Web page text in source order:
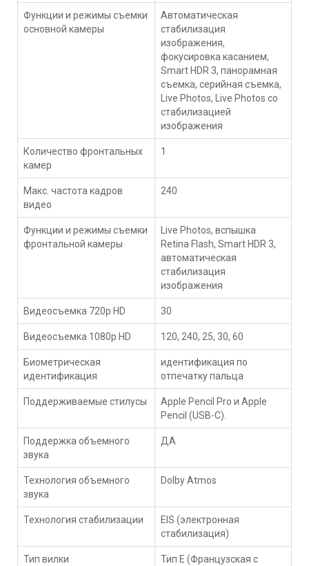
Функции и режимы съемки
основной камеры
Автоматическая
стабилизация
изображения,
фокусировка касанием,
Smart HDR 3, панорамная
съемка, серийная съемка,
Live Photos, Live Photos со
стабили­зацией
изображения
Количество фронтальных
камер
1
Макс. частота кадров
видео
240
Функции и режимы съемки
фронтальной камеры
Live Photos, вспышка
Retina Flash, Smart HDR 3,
автоматическая
стабилизация
изображения
Видеосъемка 720p HD 30
Видеосъемка 1080p HD 120, 240, 25, 30, 60
Биометрическая
идентификация
идентификация по
отпечатку пальца
Поддерживаемые стилусы
Apple Pencil Pro и Apple
Pencil (USB-C).
Поддержка объемного
звука
ДА
Технология объемного
звука
Dolby Atmos
Технология стабилизации
EIS (электронная
стабилизация)
Тип вилки
Тип E (Французская с